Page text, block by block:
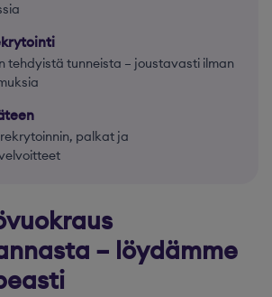
tehdyistä tunneista – joustavasti ilman
palkat ja
– löydämme